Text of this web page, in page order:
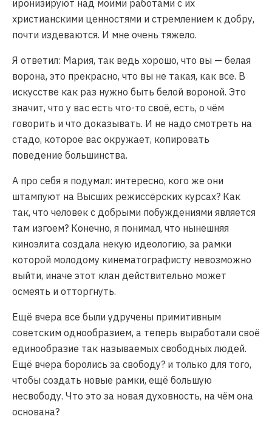
иронизируют над моими работами с их
христианскими ценностями и стремлением к добру,
почти издеваются. И мне очень тяжело.
Я ответил: Мария, так ведь хорошо, что вы — белая
ворона, это прекрасно, что вы не такая, как все. В
искусстве как раз нужно быть белой вороной. Это
значит, что у вас есть что-то своё, есть, о чём
говорить и что доказывать. И не надо смотреть на
стадо, которое вас окружает, копировать
поведение большинства.
А про себя я подумал: интересно, кого же они
штампуют на Высших режиссёрских курсах? Как
так, что человек с добрыми побуждениями является
там изгоем? Конечно, я понимал, что нынешняя
киноэлита создала некую идеологию, за рамки
которой молодому кинематографисту невозможно
выйти, иначе этот клан действительно может
осмеять и отторгнуть.
Ещё вчера все были удручены примитивным
советским однообразием, а теперь выработали своё
единообразие так называемых свободных людей.
Ещё вчера боролись за свободу? и только для того,
чтобы создать новые рамки, ещё большую
несвободу. Что это за новая духовность, на чём она
основана?